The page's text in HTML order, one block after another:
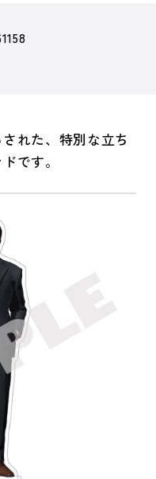
れた、特別な立ち
です。